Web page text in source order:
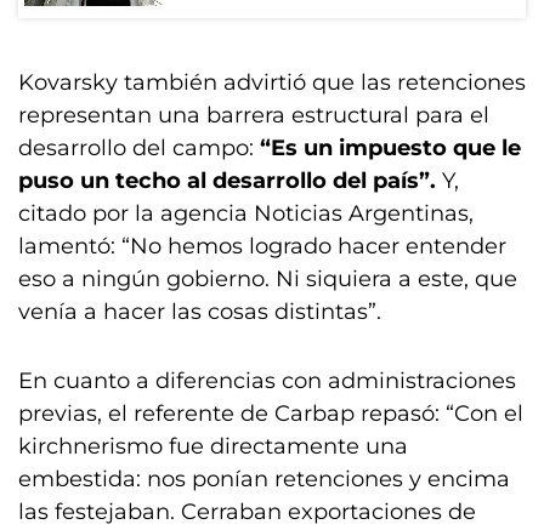
Kovarsky también advirtió que las retenciones
representan una barrera estructural para el
desarrollo del campo: “Es un impuesto que le
puso un techo al desarrollo del país”. Y,
citado por la agencia Noticias Argentinas,
lamentó: “No hemos logrado hacer entender
eso a ningún gobierno. Ni siquiera a este, que
venía a hacer las cosas distintas”.
En cuanto a diferencias con administraciones
previas, el referente de Carbap repasó: “Con el
kirchnerismo fue directamente una
embestida: nos ponían retenciones y encima
las festejaban. Cerraban exportaciones de